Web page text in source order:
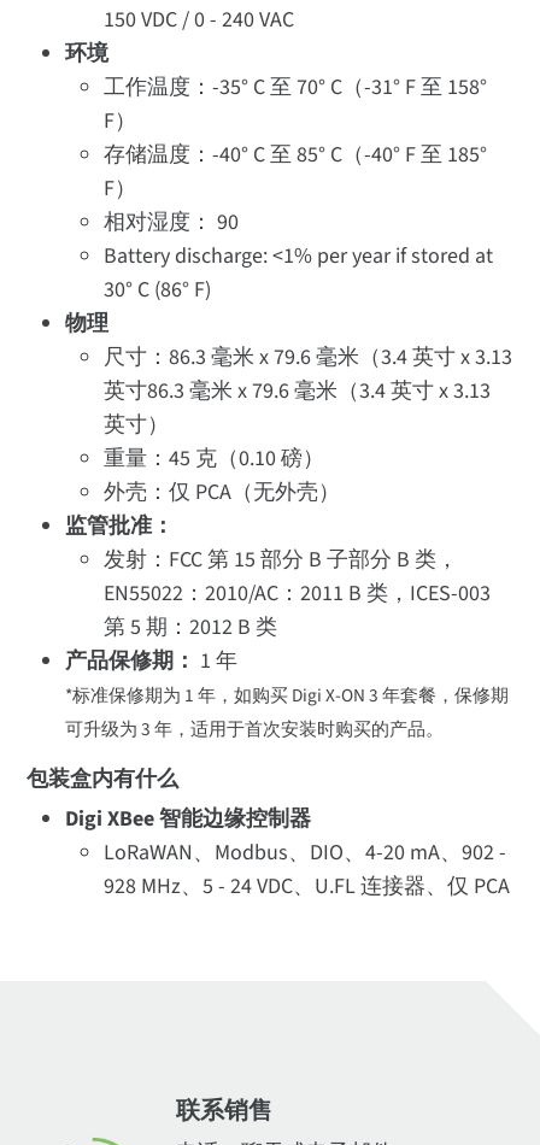
150 VDC / 0 - 240 VAC
环境
工作温度：-35° C 至 70° C（-31° F 至 158°
F）
存储温度：-40° C 至 85° C（-40° F 至 185°
F）
相对湿度： 90
Battery discharge: <1% per year if stored at
30° C (86° F)
物理
尺寸：86.3 毫米 x 79.6 毫米（3.4 英寸 x 3.13
英寸86.3 毫米 x 79.6 毫米（3.4 英寸 x 3.13
英寸）
重量：45 克（0.10 磅）
外壳：仅 PCA（无外壳）
监管批准：
发射：FCC 第 15 部分 B 子部分 B 类，
EN55022：2010/AC：2011 B 类，ICES-003
第 5 期：2012 B 类
产品保修期： 1 年
*标准保修期为 1 年，如购买 Digi X-ON 3 年套餐，保修期
可升级为 3 年，适用于首次安装时购买的产品。
包装盒内有什么
Digi XBee 智能边缘控制器
LoRaWAN、Modbus、DIO、4-20 mA、902 -
928 MHz、5 - 24 VDC、U.FL 连接器、仅 PCA
联系销售